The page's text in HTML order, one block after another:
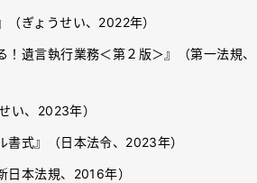
ぎょうせい、2022年）
遺言執行業務＜第２版＞』（第一法規、
い、2023年）
式』（日本法令、2023年）
日本法規、2016年）